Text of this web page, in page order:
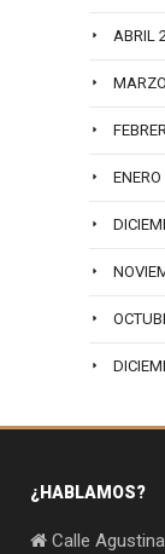
ABRIL
¿HABLAMOS?
Calle